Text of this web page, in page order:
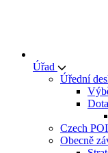
Úřad
Úřední
Czech
Obecně